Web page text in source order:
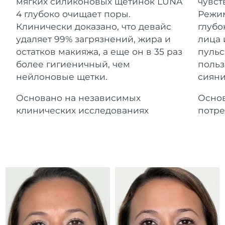
4 глубоко очищает поры.
Клинически доказано, что девайс
удаляет 99% загрязнений, жира и
остатков макияжа, а еще он в 35 раз
более гигиеничный, чем
нейлоновые щетки.
Основано на независимых
клинических исследованиях
лица
For healthy hair
Косметика Для мужчин
Купить
Гибралтар
Ожидаемая дата доставки
14/08/2026
Греция
Ожидаемая дата доставки
Гонконг (САР)
Ожидаемая дата доставки
11/08/2026
Венгрия
Ожидаемая дата доставки
08/08/2026
Ирландия
Ожидаемая дата доставки
10/08/2026
о-в Мэн
Ожидаемая дата доставки